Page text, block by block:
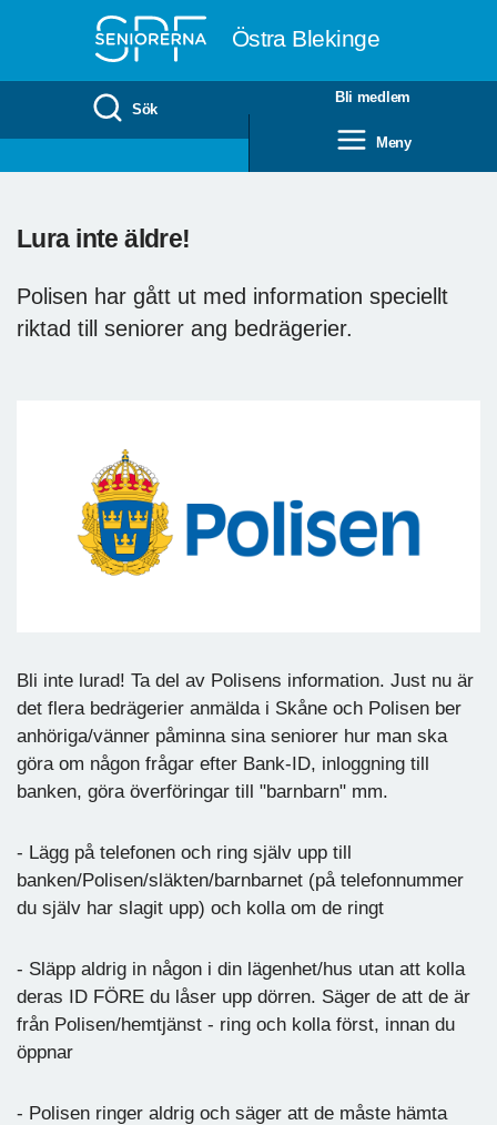
Östra Blekinge
Sök
Bli medlem
Meny
Lura inte äldre!
Polisen har gått ut med information speciellt
riktad till seniorer ang bedrägerier.
Bli inte lurad! Ta del av Polisens information. Just nu är
det flera bedrägerier anmälda i Skåne och Polisen ber
anhöriga/vänner påminna sina seniorer hur man ska
göra om någon frågar efter Bank-ID, inloggning till
banken, göra överföringar till "barnbarn" mm.
- Lägg på telefonen och ring själv upp till
banken/Polisen/släkten/barnbarnet (på telefonnummer
du själv har slagit upp) och kolla om de ringt
- Släpp aldrig in någon i din lägenhet/hus utan att kolla
deras ID FÖRE du låser upp dörren. Säger de att de är
från Polisen/hemtjänst - ring och kolla först, innan du
öppnar
- Polisen ringer aldrig och säger att de måste hämta